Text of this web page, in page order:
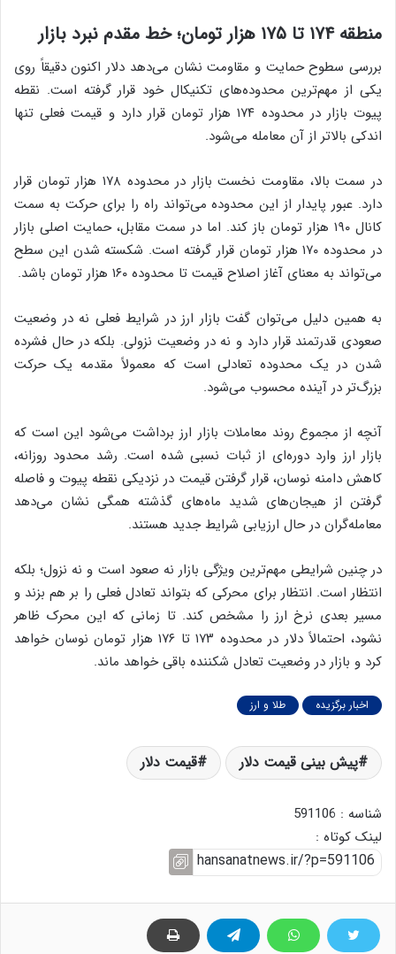
منطقه ۱۷۴ تا ۱۷۵ هزار تومان؛ خط مقدم نبرد بازار
بررسی سطوح حمایت و مقاومت نشان می‌دهد دلار اکنون دقیقاً روی
یکی از مهم‌ترین محدوده‌های تکنیکال خود قرار گرفته است. نقطه
پیوت بازار در محدوده ۱۷۴ هزار تومان قرار دارد و قیمت فعلی تنها
اندکی بالاتر از آن معامله می‌شود.
در سمت بالا، مقاومت نخست بازار در محدوده ۱۷۸ هزار تومان قرار
دارد. عبور پایدار از این محدوده می‌تواند راه را برای حرکت به سمت
کانال ۱۹۰ هزار تومان باز کند. اما در سمت مقابل، حمایت اصلی بازار
در محدوده ۱۷۰ هزار تومان قرار گرفته است. شکسته شدن این سطح
می‌تواند به معنای آغاز اصلاح قیمت تا محدوده ۱۶۰ هزار تومان باشد.
به همین دلیل می‌توان گفت بازار ارز در شرایط فعلی نه در وضعیت
صعودی قدرتمند قرار دارد و نه در وضعیت نزولی. بلکه در حال فشرده
شدن در یک محدوده تعادلی است که معمولاً مقدمه یک حرکت
بزرگ‌تر در آینده محسوب می‌شود.
آنچه از مجموع روند معاملات بازار ارز برداشت می‌شود این است که
بازار ارز وارد دوره‌ای از ثبات نسبی شده است. رشد محدود روزانه،
کاهش دامنه نوسان، قرار گرفتن قیمت در نزدیکی نقطه پیوت و فاصله
گرفتن از هیجان‌های شدید ماه‌های گذشته همگی نشان می‌دهد
معامله‌گران در حال ارزیابی شرایط جدید هستند.
در چنین شرایطی مهم‌ترین ویژگی بازار نه صعود است و نه نزول؛ بلکه
انتظار است. انتظار برای محرکی که بتواند تعادل فعلی را بر هم بزند و
مسیر بعدی نرخ ارز را مشخص کند. تا زمانی که این محرک ظاهر
نشود، احتمالاً دلار در محدوده ۱۷۳ تا ۱۷۶ هزار تومان نوسان خواهد
کرد و بازار در وضعیت تعادل شکننده باقی خواهد ماند.
اخبار برگزیده طلا و ارز
پیش بینی قیمت دلار قیمت دلار
شناسه : 591106
لینک کوتاه :